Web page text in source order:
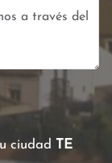
ciudad TE